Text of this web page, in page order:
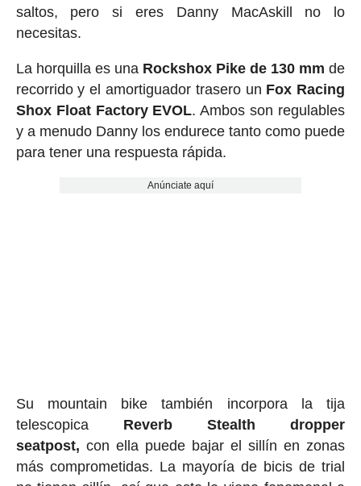
saltos, pero si eres Danny MacAskill no lo
necesitas.
La horquilla es una Rockshox Pike de 130 mm de
recorrido y el amortiguador trasero un Fox Racing
Shox Float Factory EVOL. Ambos son regulables
y a menudo Danny los endurece tanto como puede
para tener una respuesta rápida.
Anúnciate aquí
Su mountain bike también incorpora la tija
telescopica Reverb Stealth dropper
seatpost, con ella puede bajar el sillín en zonas
más comprometidas. La mayoría de bicis de trial